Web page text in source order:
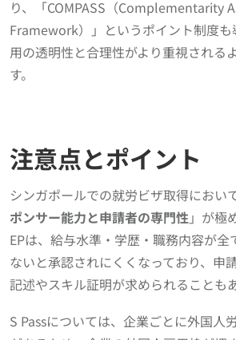
り、「COMPASS（Complementarity
Framework）」というポイント制度
用の透明性と合理性がより重視される
す。
注意点とポイント
シンガポールでの就労ビザ取得におい
ポンサー能力と申請者の専門性」が極
EPは、給与水準・学歴・職務内容が全
ないと承認されにくくなっており、申
記述やスキル証明が求められることも
S Passについては、企業ごとに外国人